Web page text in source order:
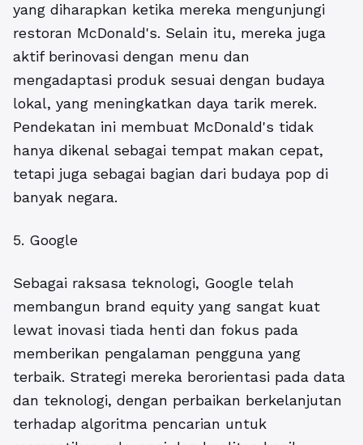
yang diharapkan ketika mereka mengunjungi
restoran McDonald's. Selain itu, mereka juga
aktif berinovasi dengan menu dan
mengadaptasi produk sesuai dengan budaya
lokal, yang meningkatkan daya tarik merek.
Pendekatan ini membuat McDonald's tidak
hanya dikenal sebagai tempat makan cepat,
tetapi juga sebagai bagian dari budaya pop di
banyak negara.
5. Google
Sebagai raksasa teknologi, Google telah
membangun brand equity yang sangat kuat
lewat inovasi tiada henti dan fokus pada
memberikan pengalaman pengguna yang
terbaik. Strategi mereka berorientasi pada data
dan teknologi, dengan perbaikan berkelanjutan
terhadap algoritma pencarian untuk